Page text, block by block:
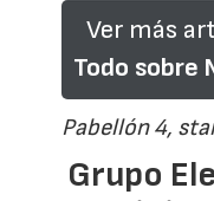
Ver más
Todo sobre
Pabellón 4,
Grupo